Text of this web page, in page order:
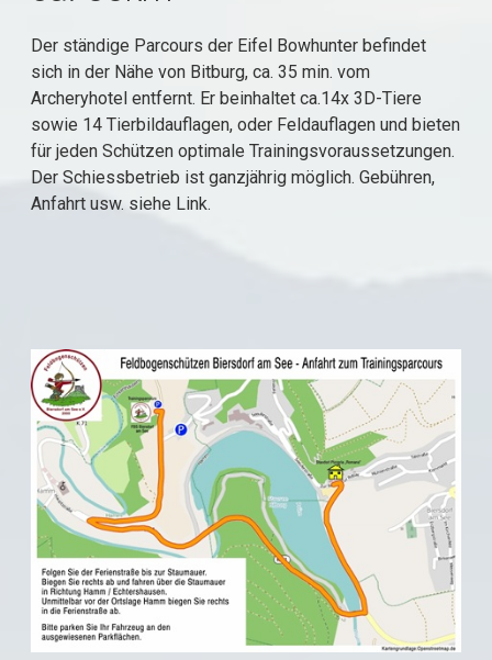
Der ständige Parcours der Eifel Bowhunter befindet
sich in der Nähe von Bitburg, ca. 35 min. vom
Archeryhotel entfernt. Er beinhaltet ca.14x 3D-Tiere
sowie 14 Tierbildauflagen, oder Feldauflagen und bieten
für jeden Schützen optimale Trainingsvoraussetzungen.
Der Schiessbetrieb ist ganzjährig möglich. Gebühren,
Anfahrt usw. siehe Link.